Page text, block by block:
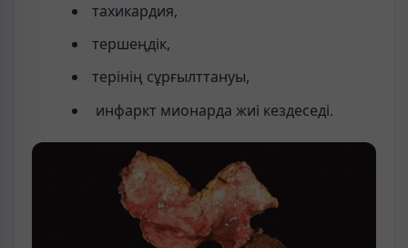
тахикардия,
тершеңдік,
терінің сұрғылттануы,
инфаркт мионарда жиі кездеседі.